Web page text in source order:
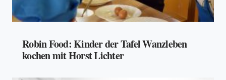
Robin Food: Kinder der Tafel Wanzleben
kochen mit Horst Lichter